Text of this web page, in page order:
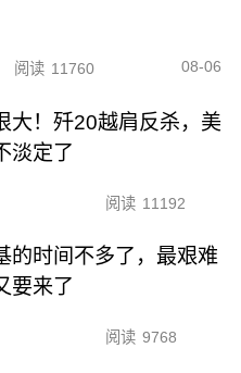
阅读 11760 08-06
大！歼20越肩反杀，美
淡定了
阅读 11192
的时间不多了，最艰难
要来了
阅读 9768